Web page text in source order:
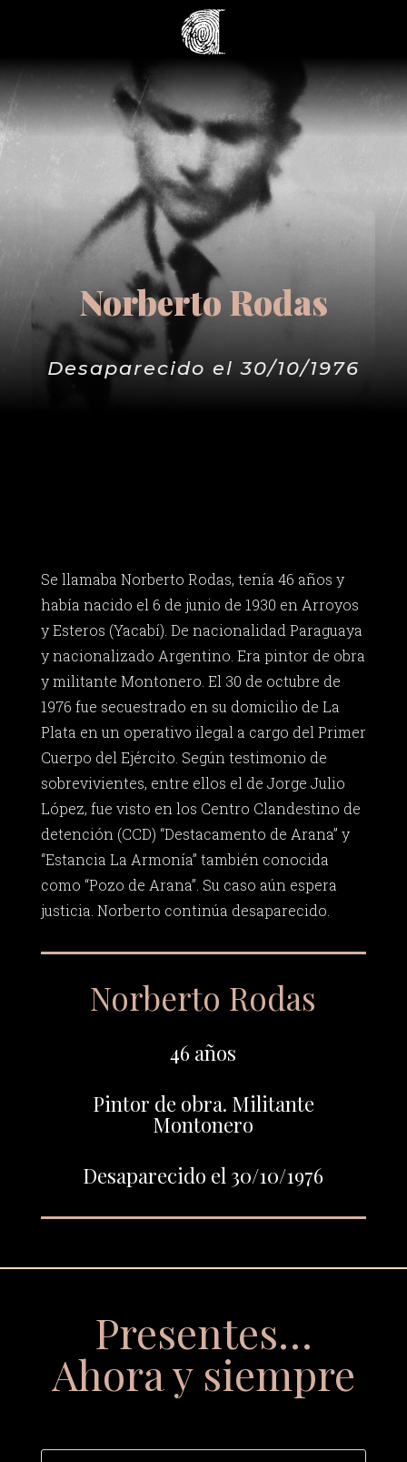
Norberto Rodas
Desaparecido el 30/10/1976
Se llamaba Norberto Rodas, tenía 46 años y
había nacido el 6 de junio de 1930 en Arroyos
y Esteros (Yacabí). De nacionalidad Paraguaya
y nacionalizado Argentino. Era pintor de obra
y militante Montonero. El 30 de octubre de
1976 fue secuestrado en su domicilio de La
Plata en un operativo ilegal a cargo del Primer
Cuerpo del Ejército. Según testimonio de
sobrevivientes, entre ellos el de Jorge Julio
López, fue visto en los Centro Clandestino de
detención (CCD) “Destacamento de Arana” y
“Estancia La Armonía” también conocida
como “Pozo de Arana”. Su caso aún espera
justicia. Norberto continúa desaparecido.
Norberto Rodas
46 años
Pintor de obra. Militante
Montonero
Desaparecido el 30/10/1976
Presentes…
Ahora y siempre